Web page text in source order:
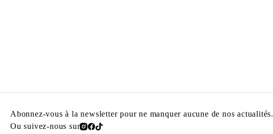
Abonnez-vous à la newsletter pour ne manquer aucune de nos actualités.
Ou suivez-nous sur